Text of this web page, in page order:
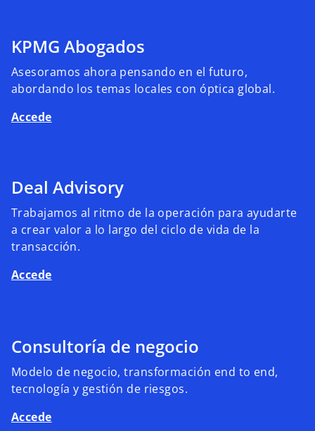
KPMG Abogados
Asesoramos ahora pensando en el futuro,
abordando los temas locales con óptica global.
Accede
Deal Advisory
Trabajamos al ritmo de la operación para ayudarte
a crear valor a lo largo del ciclo de vida de la
transacción.
Accede
Consultoría de negocio
Modelo de negocio, transformación end to end,
tecnología y gestión de riesgos.
Accede